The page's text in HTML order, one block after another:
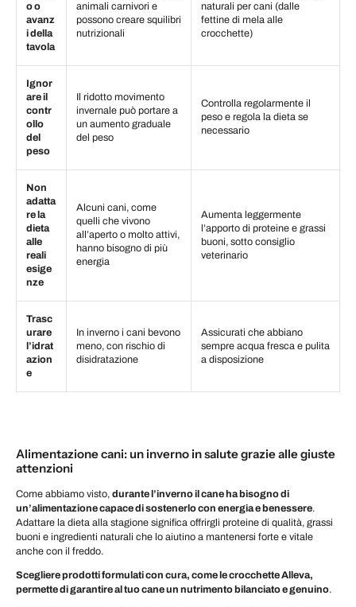
o o
avanz
i della
tavola
animali carnivori e
possono creare squilibri
nutrizionali
naturali per cani (dalle
fettine di mela alle
crocchette)
Ignor
are il
contr
ollo
del
peso
Il ridotto movimento
invernale può portare a
un aumento graduale
del peso
Controlla regolarmente il
peso e regola la dieta se
necessario
Non
adatta
re la
dieta
alle
reali
esige
nze
Alcuni cani, come
quelli che vivono
all’aperto o molto attivi,
hanno bisogno di più
energia
Aumenta leggermente
l’apporto di proteine e grassi
buoni, sotto consiglio
veterinario
Trasc
urare
l’idrat
azion
e
In inverno i cani bevono
meno, con rischio di
disidratazione
Assicurati che abbiano
sempre acqua fresca e pulita
a disposizione
Alimentazione cani: un inverno in salute grazie alle giuste
attenzioni
Come abbiamo visto, durante l’inverno il cane ha bisogno di
un’alimentazione capace di sostenerlo con energia e benessere.
Adattare la dieta alla stagione significa offrirgli proteine di qualità, grassi
buoni e ingredienti naturali che lo aiutino a mantenersi forte e vitale
anche con il freddo.
Scegliere prodotti formulati con cura, come le crocchette Alleva,
permette di garantire al tuo cane un nutrimento bilanciato e genuino.